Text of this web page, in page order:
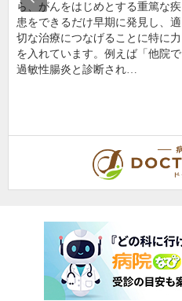
ら、がんをはじめとする重篤な疾
患をできるだけ早期に発見し、適
切な治療につなげることに特に力
を入れています。例えば「他院で
過敏性腸炎と診断され…